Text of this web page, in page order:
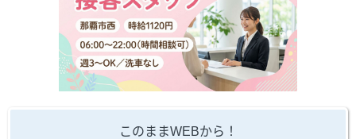
このままWEBから！